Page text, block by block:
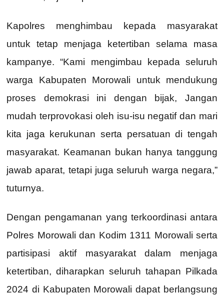
Kapolres menghimbau kepada masyarakat
untuk tetap menjaga ketertiban selama masa
kampanye. “Kami mengimbau kepada seluruh
warga Kabupaten Morowali untuk mendukung
proses demokrasi ini dengan bijak, Jangan
mudah terprovokasi oleh isu-isu negatif dan mari
kita jaga kerukunan serta persatuan di tengah
masyarakat. Keamanan bukan hanya tanggung
jawab aparat, tetapi juga seluruh warga negara,”
tuturnya.
Dengan pengamanan yang terkoordinasi antara
Polres Morowali dan Kodim 1311 Morowali serta
partisipasi aktif masyarakat dalam menjaga
ketertiban, diharapkan seluruh tahapan Pilkada
2024 di Kabupaten Morowali dapat berlangsung